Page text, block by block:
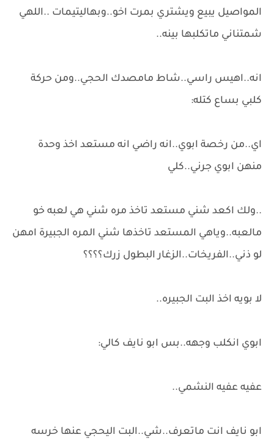
المواصيل يبيع ويشتري بمرت اخو..وبهاليتيمات ..اللهي
شمتناني ماتكلبها بينه..
انه..اهيس راسي..شاط مامصدك الحجي..ومن حركة
كلبي بساع كتله:
اي..من رخصة ابوي..انه راضي انه مستعد اخذ وحدة
منهن ابوي جرني..كلي
..ولك اكعد شني مستعد تاخذ مره شني هي لعبه خو
مالعبه..وياهي المستعد تاخذها شني المره الجبيرة امهن
لو ذني..الفريخات..الزغار البطول زرك؟؟؟؟
لا بويه اخذ البت الجبيره..
ابوي انكلب وجهه..بس ابو نايف كالي:
عفيه عفيه النشمي..
ابو نايف انت ماتعرف..شي..البت اليحجي عنها خرسه